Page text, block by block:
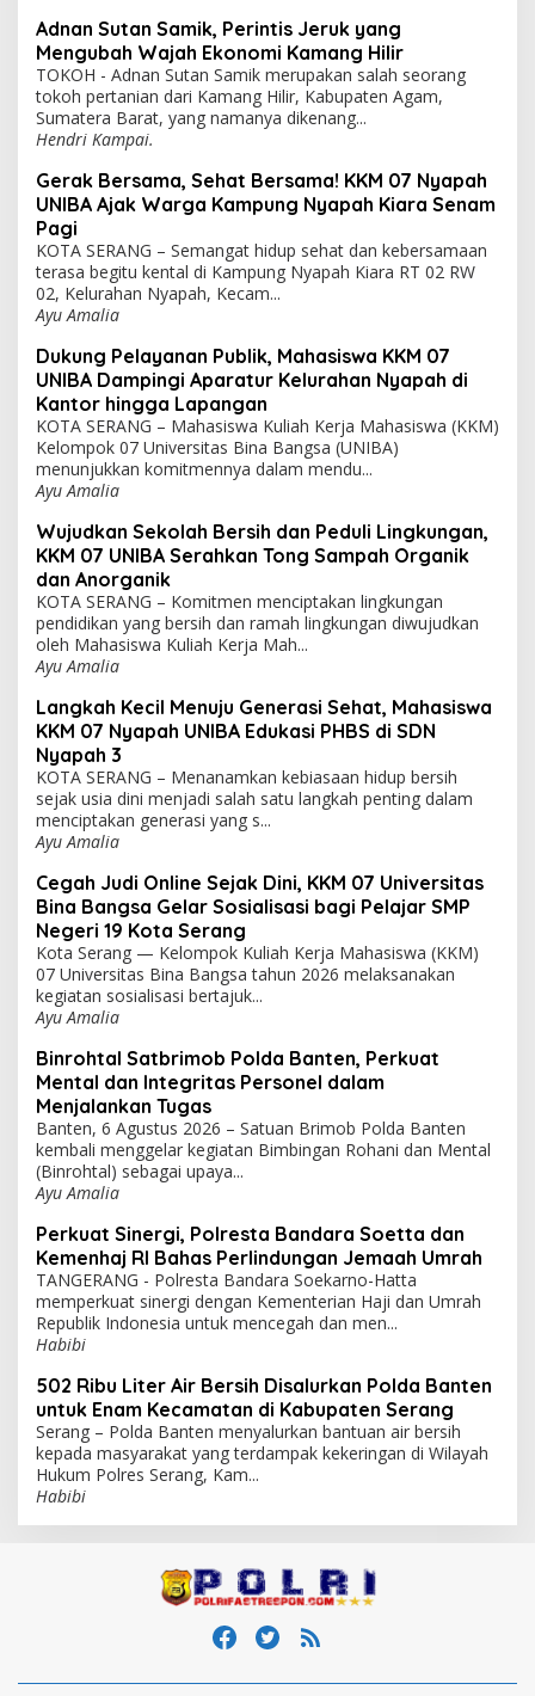
Adnan Sutan Samik, Perintis Jeruk yang
Mengubah Wajah Ekonomi Kamang Hilir
TOKOH - Adnan Sutan Samik merupakan salah seorang
tokoh pertanian dari Kamang Hilir, Kabupaten Agam,
Sumatera Barat, yang namanya dikenang...
Hendri Kampai.
Gerak Bersama, Sehat Bersama! KKM 07 Nyapah
UNIBA Ajak Warga Kampung Nyapah Kiara Senam
Pagi
KOTA SERANG – Semangat hidup sehat dan kebersamaan
terasa begitu kental di Kampung Nyapah Kiara RT 02 RW
02, Kelurahan Nyapah, Kecam...
Ayu Amalia
Dukung Pelayanan Publik, Mahasiswa KKM 07
UNIBA Dampingi Aparatur Kelurahan Nyapah di
Kantor hingga Lapangan
KOTA SERANG – Mahasiswa Kuliah Kerja Mahasiswa (KKM)
Kelompok 07 Universitas Bina Bangsa (UNIBA)
menunjukkan komitmennya dalam mendu...
Ayu Amalia
Wujudkan Sekolah Bersih dan Peduli Lingkungan,
KKM 07 UNIBA Serahkan Tong Sampah Organik
dan Anorganik
KOTA SERANG – Komitmen menciptakan lingkungan
pendidikan yang bersih dan ramah lingkungan diwujudkan
oleh Mahasiswa Kuliah Kerja Mah...
Ayu Amalia
Langkah Kecil Menuju Generasi Sehat, Mahasiswa
KKM 07 Nyapah UNIBA Edukasi PHBS di SDN
Nyapah 3
KOTA SERANG – Menanamkan kebiasaan hidup bersih
sejak usia dini menjadi salah satu langkah penting dalam
menciptakan generasi yang s...
Ayu Amalia
Cegah Judi Online Sejak Dini, KKM 07 Universitas
Bina Bangsa Gelar Sosialisasi bagi Pelajar SMP
Negeri 19 Kota Serang
Kota Serang — Kelompok Kuliah Kerja Mahasiswa (KKM)
07 Universitas Bina Bangsa tahun 2026 melaksanakan
kegiatan sosialisasi bertajuk...
Ayu Amalia
Binrohtal Satbrimob Polda Banten, Perkuat
Mental dan Integritas Personel dalam
Menjalankan Tugas
Banten, 6 Agustus 2026 – Satuan Brimob Polda Banten
kembali menggelar kegiatan Bimbingan Rohani dan Mental
(Binrohtal) sebagai upaya...
Ayu Amalia
Perkuat Sinergi, Polresta Bandara Soetta dan
Kemenhaj RI Bahas Perlindungan Jemaah Umrah
TANGERANG - Polresta Bandara Soekarno-Hatta
memperkuat sinergi dengan Kementerian Haji dan Umrah
Republik Indonesia untuk mencegah dan men...
Habibi
502 Ribu Liter Air Bersih Disalurkan Polda Banten
untuk Enam Kecamatan di Kabupaten Serang
Serang – Polda Banten menyalurkan bantuan air bersih
kepada masyarakat yang terdampak kekeringan di Wilayah
Hukum Polres Serang, Kam...
Habibi